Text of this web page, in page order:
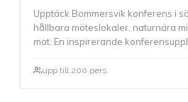
Upptäck Bommersvik konferens i
hållbara möteslokaler, naturnära
mat. En inspirerande
upp till 200 pers.